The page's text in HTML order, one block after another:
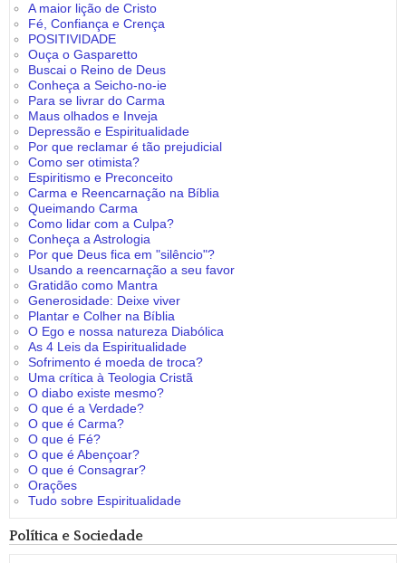
A maior lição de Cristo
Fé, Confiança e Crença
POSITIVIDADE
Ouça o Gasparetto
Buscai o Reino de Deus
Conheça a Seicho-no-ie
Para se livrar do Carma
Maus olhados e Inveja
Depressão e Espiritualidade
Por que reclamar é tão prejudicial
Como ser otimista?
Espiritismo e Preconceito
Carma e Reencarnação na Bíblia
Queimando Carma
Como lidar com a Culpa?
Conheça a Astrologia
Por que Deus fica em "silêncio"?
Usando a reencarnação a seu favor
Gratidão como Mantra
Generosidade: Deixe viver
Plantar e Colher na Bíblia
O Ego e nossa natureza Diabólica
As 4 Leis da Espiritualidade
Sofrimento é moeda de troca?
Uma crítica à Teologia Cristã
O diabo existe mesmo?
O que é a Verdade?
O que é Carma?
O que é Fé?
O que é Abençoar?
O que é Consagrar?
Orações
Tudo sobre Espiritualidade
Política e Sociedade